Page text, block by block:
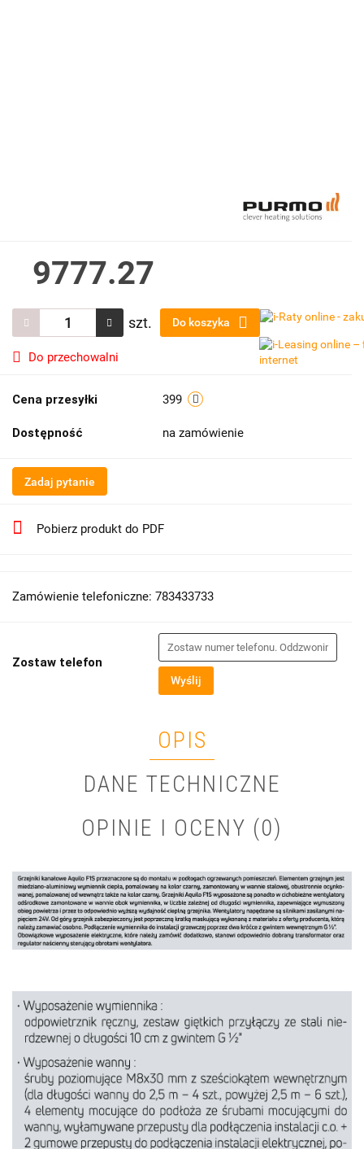
9777.27
szt. Do koszyka
Do przechowalni
Cena przesyłki 399
Dostępność na zamówienie
Zadaj pytanie
Pobierz produkt do PDF
Zamówienie telefoniczne: 783433733
Zostaw telefon
Wyślij
OPIS
DANE TECHNICZNE
OPINIE I OCENY (0)